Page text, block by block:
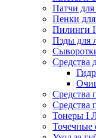
Патчи для
Пенки
Пилинги
Пэды для
Средства
Средства
Средства
Тонеры I
Точечные